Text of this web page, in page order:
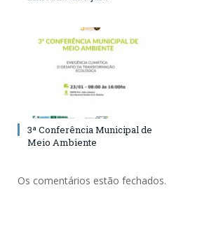
3ª Conferência Municipal de
Meio Ambiente
Os comentários estão fechados.